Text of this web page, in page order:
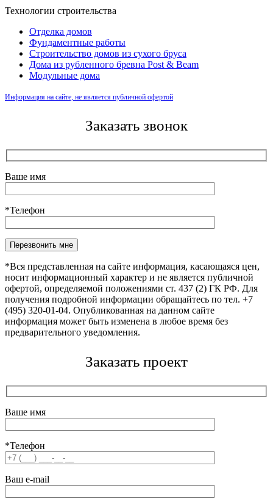
Технологии строительства
Отделка домов
Фундаментные работы
Строительство домов из сухого бруса
Дома из рубленного бревна Post & Beam
Модульные дома
Информация на сайте, не является публичной офертой
Заказать звонок
Ваше имя
*Телефон
Оставьте это поле пустым.
*Вся представленная на сайте информация, касающаяся цен,
носит информационный характер и не является публичной
офертой, определяемой положениями ст. 437 (2) ГК РФ. Для
получения подробной информации обращайтесь по тел. +7
(495) 320-01-04. Опубликованная на данном сайте
информация может быть изменена в любое время без
предварительного уведомления.
Заказать проект
Ваше имя
*Телефон
Ваш e-mail